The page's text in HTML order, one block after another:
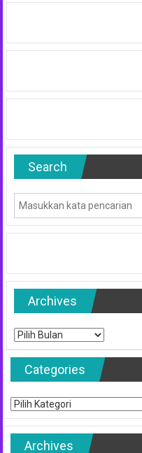
Search
Archives
Archives
Categories
Categories
Archives